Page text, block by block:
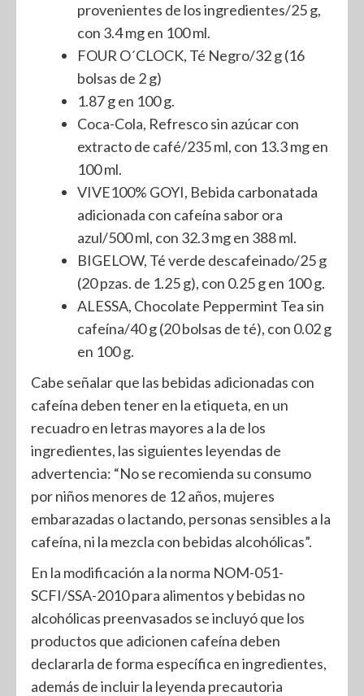
provenientes de los ingredientes/25 g,
con 3.4 mg en 100 ml.
FOUR O´CLOCK, Té Negro/32 g (16
bolsas de 2 g)
1.87 g en 100 g.
Coca-Cola, Refresco sin azúcar con
extracto de café/235 ml, con 13.3 mg en
100 ml.
VIVE100% GOYI, Bebida carbonatada
adicionada con cafeína sabor ora
azul/500 ml, con 32.3 mg en 388 ml.
BIGELOW, Té verde descafeinado/25 g
(20 pzas. de 1.25 g), con 0.25 g en 100 g.
ALESSA, Chocolate Peppermint Tea sin
cafeína/40 g (20 bolsas de té), con 0.02 g
en 100 g.
Cabe señalar que las bebidas adicionadas con
cafeína deben tener en la etiqueta, en un
recuadro en letras mayores a la de los
ingredientes, las siguientes leyendas de
advertencia: “No se recomienda su consumo
por niños menores de 12 años, mujeres
embarazadas o lactando, personas sensibles a la
cafeína, ni la mezcla con bebidas alcohólicas”.
En la modificación a la norma NOM-051-
SCFI/SSA-2010 para alimentos y bebidas no
alcohólicas preenvasados se incluyó que los
productos que adicionen cafeína deben
declararla de forma específica en ingredientes,
además de incluir la leyenda precautoria